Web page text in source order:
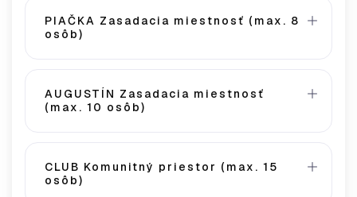
PIAČKA Zasadacia miestnosť (max. 8
osôb)
AUGUSTÍN Zasadacia miestnosť
(max. 10 osôb)
CLUB Komunitný priestor (max. 15
osôb)